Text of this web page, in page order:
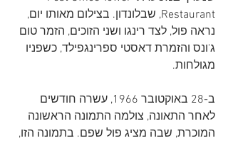
Restaurant, שבלונדון. בצילום מאותו יום,
נראה פול, לצד רינגו ושני הזוכים, הזמר טום
ג'ונס והזמרת דאסטי ספרינגפילד, כשפניו
מגולחות.
ב-28 באוקטובר 1966, עשרה חודשים
לאחר התאונה, צולמה התמונה הראשונה
המוכרת, שבה מציג פול שפם. בתמונה הזו,